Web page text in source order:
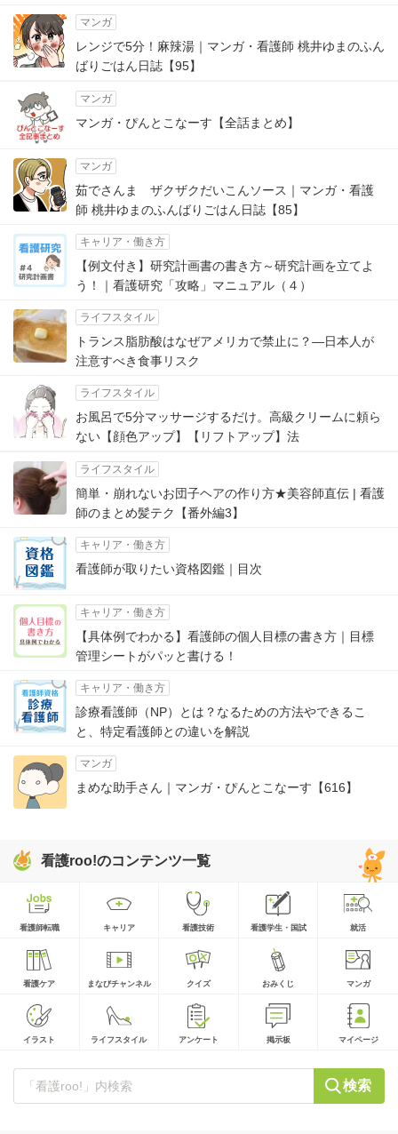
マンガ
レンジで5分！麻辣湯｜マンガ・看護師 桃井ゆまのふん
ばりごはん日誌【95】
マンガ
マンガ・ぴんとこなーす【全話まとめ】
マンガ
茹でさんま ザクザクだいこんソース｜マンガ・看護
師 桃井ゆまのふんばりごはん日誌【85】
キャリア・働き方
【例文付き】研究計画書の書き方～研究計画を立てよ
う！｜看護研究「攻略」マニュアル（４）
ライフスタイル
トランス脂肪酸はなぜアメリカで禁止に？―日本人が
注意すべき食事リスク
ライフスタイル
お風呂で5分マッサージするだけ。高級クリームに頼ら
ない【顔色アップ】【リフトアップ】法
ライフスタイル
簡単・崩れないお団子ヘアの作り方★美容師直伝 | 看護
師のまとめ髪テク【番外編3】
キャリア・働き方
看護師が取りたい資格図鑑｜目次
キャリア・働き方
【具体例でわかる】看護師の個人目標の書き方｜目標
管理シートがパッと書ける！
キャリア・働き方
診療看護師（NP）とは？なるための方法やできるこ
と、特定看護師との違いを解説
マンガ
まめな助手さん｜マンガ・ぴんとこなーす【616】
看護roo!のコンテンツ一覧
看護師転職 キャリア 看護技術 看護学生・国試 就活
看護ケア まなびチャンネル クイズ おみくじ マンガ
イラスト ライフスタイル アンケート 掲示板 マイページ
検索